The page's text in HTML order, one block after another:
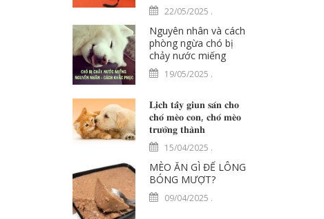
22/05/2025 .
Nguyên nhân và cách
phòng ngừa chó bị
chảy nước miếng
19/05/2025 .
𝐋𝐢̣𝐜𝐡 𝐭𝐚̂̉𝐲 𝐠𝐢𝐮𝐧 𝐬𝐚́𝐧 𝐜𝐡𝐨
𝐜𝐡𝐨́ 𝐦𝐞̀𝐨 𝐜𝐨𝐧, 𝐜𝐡𝐨́ 𝐦𝐞̀𝐨
𝐭𝐫𝐮̛𝐨̛̉𝐧𝐠 𝐭𝐡𝐚̀𝐧𝐡
15/04/2025 .
MÈO ĂN GÌ ĐỂ LÔNG
BÓNG MƯỢT?
09/04/2025 .